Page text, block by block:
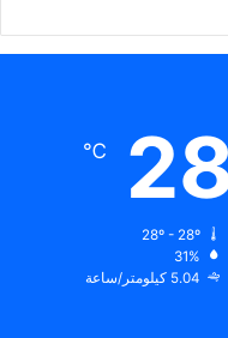
℃
31%
5.04 كيلومتر/ساعة